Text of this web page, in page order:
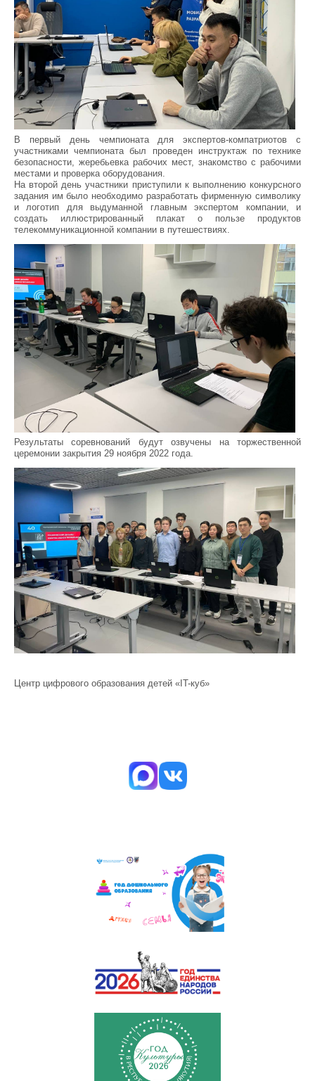
В первый день чемпионата для экспертов-компатриотов с
участниками чемпионата был проведен инструктаж по технике
безопасности, жеребьевка рабочих мест, знакомство с рабочими
местами и проверка оборудования.
На второй день участники приступили к выполнению конкурсного
задания им было необходимо разработать фирменную символику
и логотип для выдуманной главным экспертом компании, и
создать иллюстрированный плакат о пользе продуктов
телекоммуникационной компании в путешествиях.
Результаты соревнований будут озвучены на торжественной
церемонии закрытия 29 ноября 2022 года.
Центр цифрового образования детей «IT-куб»